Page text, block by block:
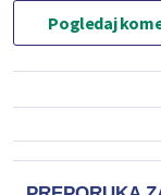
Pogledaj